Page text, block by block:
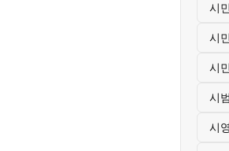
시
시
시
시범
시